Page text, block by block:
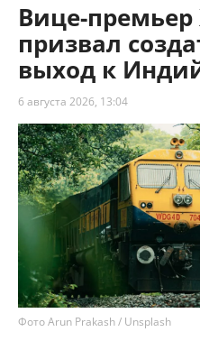
Вице-премьер
призвал
выход к
6 августа 2026, 13:04
Фото Arun Prakash / Unsplash